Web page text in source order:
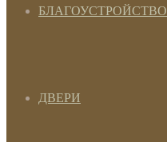
БЛАГОУСТРОЙСТВО
ДВЕРИ